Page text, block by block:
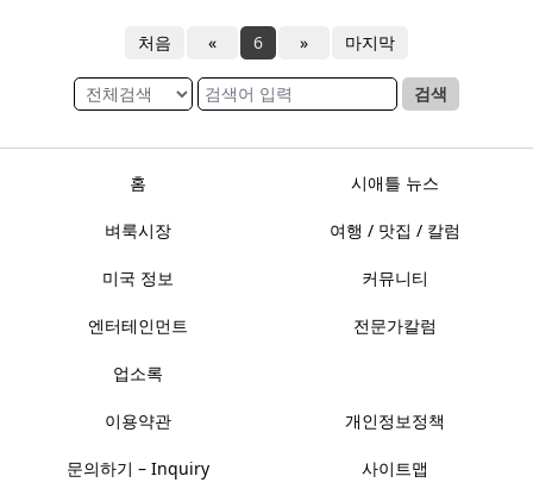
처음 « 6 » 마지막
검색
홈 시애틀 뉴스
벼룩시장 여행 / 맛집 / 칼럼
미국 정보 커뮤니티
엔터테인먼트 전문가칼럼
업소록
이용약관 개인정보정책
문의하기 – Inquiry 사이트맵